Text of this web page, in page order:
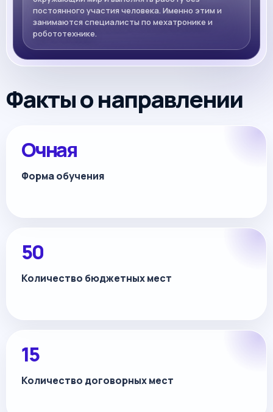
постоянного участия человека. Именно этим и
занимаются специалисты по мехатронике и
робототехнике.
Факты о направлении
Очная
Форма обучения
50
Количество бюджетных мест
15
Количество договорных мест